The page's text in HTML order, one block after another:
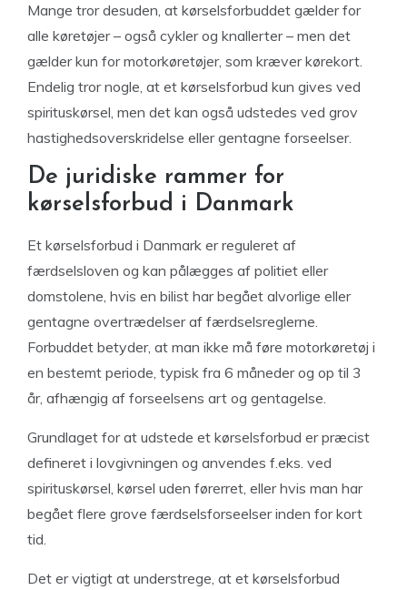
Mange tror desuden, at kørselsforbuddet gælder for
alle køretøjer – også cykler og knallerter – men det
gælder kun for motorkøretøjer, som kræver kørekort.
Endelig tror nogle, at et kørselsforbud kun gives ved
spirituskørsel, men det kan også udstedes ved grov
hastighedsoverskridelse eller gentagne forseelser.
De juridiske rammer for
kørselsforbud i Danmark
Et kørselsforbud i Danmark er reguleret af
færdselsloven og kan pålægges af politiet eller
domstolene, hvis en bilist har begået alvorlige eller
gentagne overtrædelser af færdselsreglerne.
Forbuddet betyder, at man ikke må føre motorkøretøj i
en bestemt periode, typisk fra 6 måneder og op til 3
år, afhængig af forseelsens art og gentagelse.
Grundlaget for at udstede et kørselsforbud er præcist
defineret i lovgivningen og anvendes f.eks. ved
spirituskørsel, kørsel uden førerret, eller hvis man har
begået flere grove færdselsforseelser inden for kort
tid.
Det er vigtigt at understrege, at et kørselsforbud